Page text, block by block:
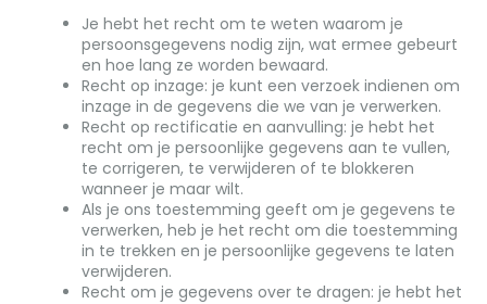
Je hebt het recht om te weten waarom je
persoonsgegevens nodig zijn, wat ermee gebeurt
en hoe lang ze worden bewaard.
Recht op inzage: je kunt een verzoek indienen om
inzage in de gegevens die we van je verwerken.
Recht op rectificatie en aanvulling: je hebt het
recht om je persoonlijke gegevens aan te vullen,
te corrigeren, te verwijderen of te blokkeren
wanneer je maar wilt.
Als je ons toestemming geeft om je gegevens te
verwerken, heb je het recht om die toestemming
in te trekken en je persoonlijke gegevens te laten
verwijderen.
Recht om je gegevens over te dragen: je hebt het